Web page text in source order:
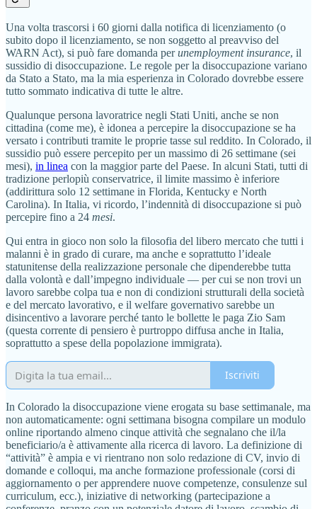
Una volta trascorsi i 60 giorni dalla notifica di licenziamento (o
subito dopo il licenziamento, se non soggetto al preavviso del
WARN Act), si può fare domanda perunemployment insurance, il
sussidio di disoccupazione. Le regole per la disoccupazione variano
da Stato a Stato, ma la mia esperienza in Colorado dovrebbe essere
tutto sommato indicativa di tutte le altre.
Qualunque persona lavoratrice negli Stati Uniti, anche se non
cittadina (come me), è idonea a percepire la disoccupazione se ha
versato i contributi tramite le proprie tasse sul reddito. In Colorado, il
sussidio può essere percepito per un massimo di 26 settimane (sei
mesi), in linea con la maggior parte del Paese. In alcuni Stati, tutti di
tradizione perlopiù conservatrice, il limite massimo è inferiore
(addirittura solo 12 settimane in Florida, Kentucky e North
Carolina). In Italia, vi ricordo, l’indennità di disoccupazione si può
percepire fino a 24 mesi.
Qui entra in gioco non solo la filosofia del libero mercato che tutti i
malanni è in grado di curare, ma anche e soprattutto l’ideale
statunitense della realizzazione personale che dipenderebbe tutta
dalla volontà e dall’impegno individuale — per cui se non trovi un
lavoro sarebbe colpa tua e non di condizioni strutturali della società
e del mercato lavorativo, e il welfare governativo sarebbe un
disincentivo a lavorare perché tanto le bollette le paga Zio Sam
(questa corrente di pensiero è purtroppo diffusa anche in Italia,
soprattutto a spese della popolazione immigrata).
Iscriviti
In Colorado la disoccupazione viene erogata su base settimanale, ma
non automaticamente: ogni settimana bisogna compilare un modulo
online riportando almeno cinque attività che segnalano che il/la
beneficiario/a è attivamente alla ricerca di lavoro. La definizione di
“attività” è ampia e vi rientrano non solo redazione di CV, invio di
domande e colloqui, ma anche formazione professionale (corsi di
aggiornamento o per apprendere nuove competenze, consulenze sul
curriculum, ecc.), iniziative di networking (partecipazione a